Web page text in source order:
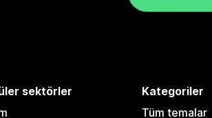
sektörler
Kategoriler
Tüm temalar